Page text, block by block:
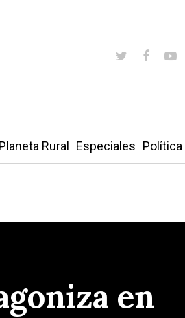
Rural Especiales Política
en